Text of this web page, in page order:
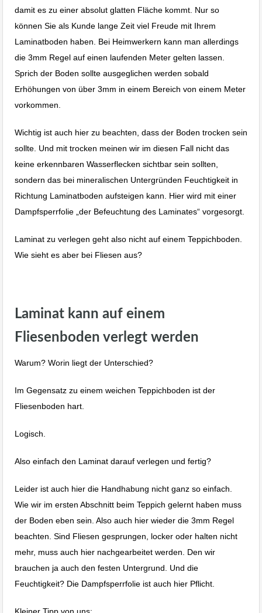
damit es zu einer absolut glatten Fläche kommt. Nur so
können Sie als Kunde lange Zeit viel Freude mit Ihrem
Laminatboden haben. Bei Heimwerkern kann man allerdings
die 3mm Regel auf einen laufenden Meter gelten lassen.
Sprich der Boden sollte ausgeglichen werden sobald
Erhöhungen von über 3mm in einem Bereich von einem Meter
vorkommen.
Wichtig ist auch hier zu beachten, dass der Boden trocken sein
sollte. Und mit trocken meinen wir im diesen Fall nicht das
keine erkennbaren Wasserflecken sichtbar sein sollten,
sondern das bei mineralischen Untergründen Feuchtigkeit in
Richtung Laminatboden aufsteigen kann. Hier wird mit einer
Dampfsperrfolie „der Befeuchtung des Laminates“ vorgesorgt.
Laminat zu verlegen geht also nicht auf einem Teppichboden.
Wie sieht es aber bei Fliesen aus?
Laminat kann auf einem
Fliesenboden verlegt werden
Warum? Worin liegt der Unterschied?
Im Gegensatz zu einem weichen Teppichboden ist der
Fliesenboden hart.
Logisch.
Also einfach den Laminat darauf verlegen und fertig?
Leider ist auch hier die Handhabung nicht ganz so einfach.
Wie wir im ersten Abschnitt beim Teppich gelernt haben muss
der Boden eben sein. Also auch hier wieder die 3mm Regel
beachten. Sind Fliesen gesprungen, locker oder halten nicht
mehr, muss auch hier nachgearbeitet werden. Den wir
brauchen ja auch den festen Untergrund. Und die
Feuchtigkeit? Die Dampfsperrfolie ist auch hier Pflicht.
Kleiner Tipp von uns: